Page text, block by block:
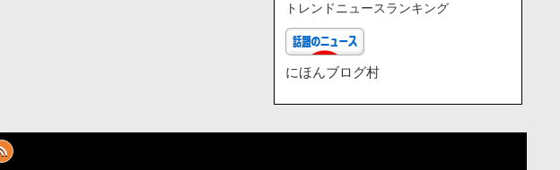
トレンドニュースランキング
にほんブログ村